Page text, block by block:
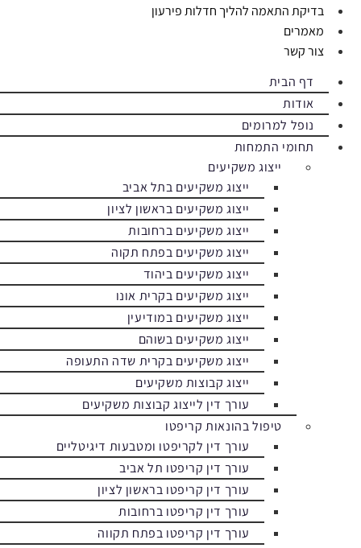
בדיקת התאמה להליך חדלות פירעון
מאמרים
צור קשר
דף הבית
אודות
נופל למרומים
תחומי התמחות
ייצוג משקיעים
ייצוג משקיעים בתל אביב
ייצוג משקיעים בראשון לציון
ייצוג משקיעים ברחובות
ייצוג משקיעים בפתח תקוה
ייצוג משקיעים ביהוד
ייצוג משקיעים בקרית אונו
ייצוג משקיעים במודיעין
ייצוג משקיעים בשוהם
ייצוג משקיעים בקרית שדה התעופה
ייצוג קבוצות משקיעים
עורך דין לייצוג קבוצות משקיעים
טיפול בהונאות קריפטו
עורך דין לקריפטו ומטבעות דיגיטליים
עורך דין קריפטו תל אביב
עורך דין קריפטו בראשון לציון
עורך דין קריפטו ברחובות
עורך דין קריפטו בפתח תקווה